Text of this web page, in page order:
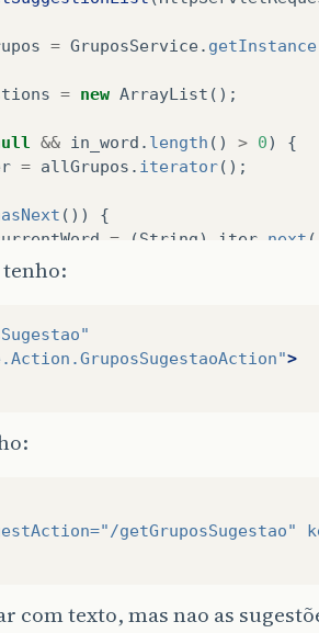
= GruposService. getInstance
= new ArrayList ();
&& in_word . length () > 0)
{
= allGrupos . iterator();
())
{
= (String) iter next
>
"/getGruposSugestao"
com texto, mas nao as